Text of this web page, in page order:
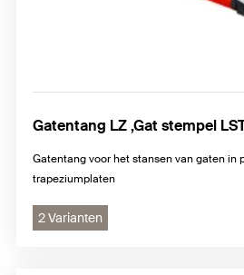
Gatentang LZ ,Gat stempel
Gatentang voor het stansen van gaten in
trapeziumplaten
2 Varianten